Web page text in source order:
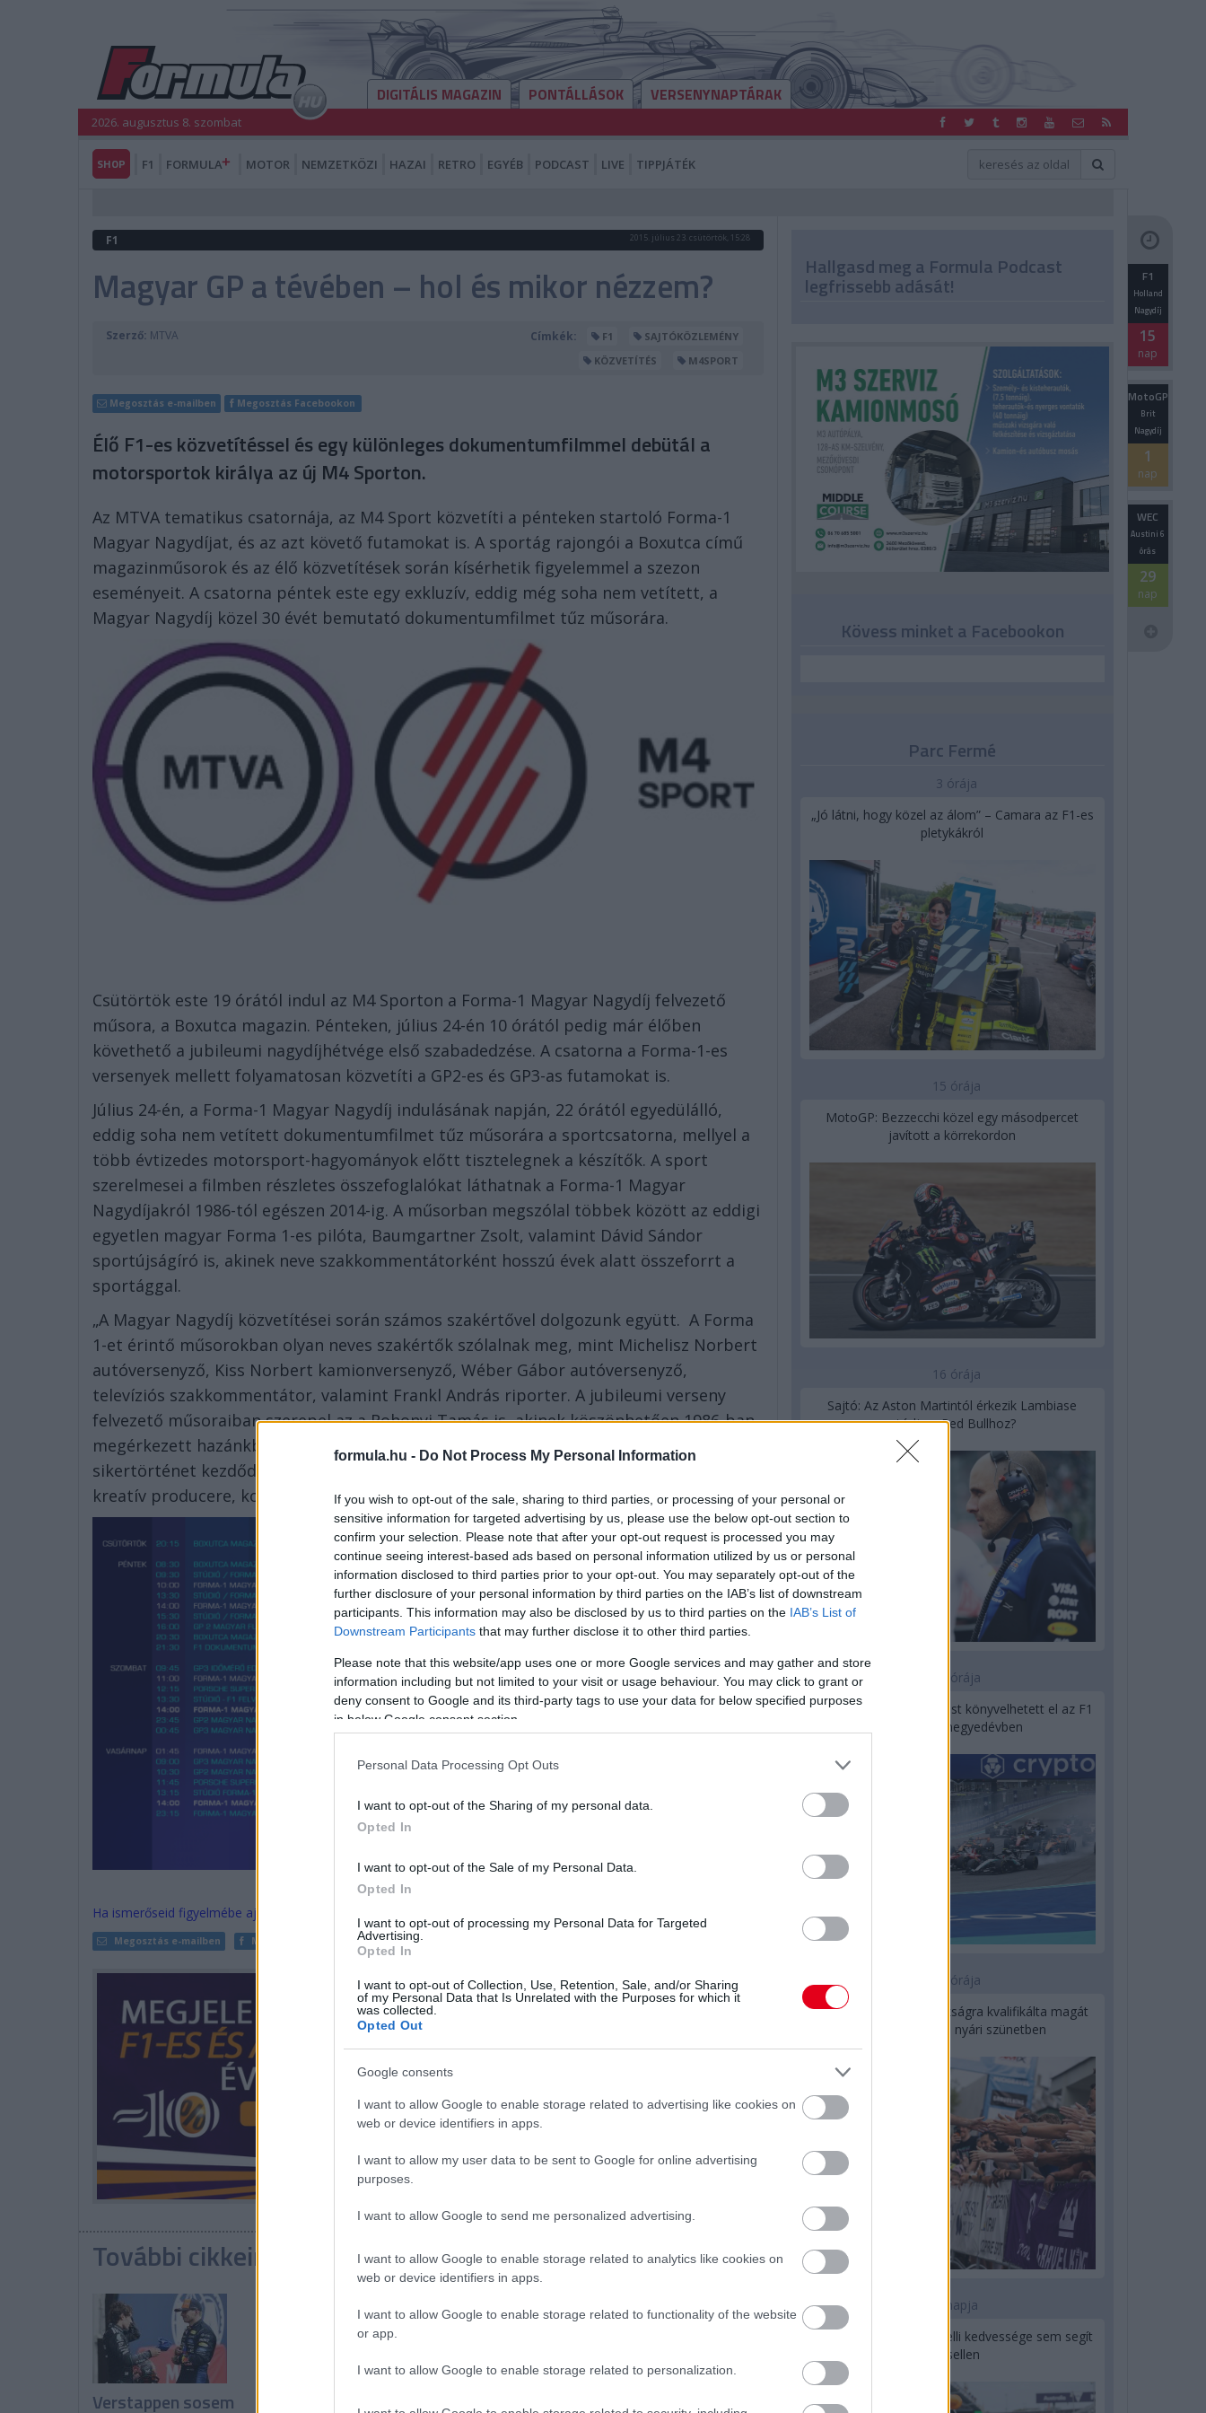
formula.hu - Do Not Process My Personal Information
If you wish to opt-out of the sale, sharing to third parties, or processing of your personal or
sensitive information for targeted advertising by us, please use the below opt-out section to
confirm your selection. Please note that after your opt-out request is processed you may
continue seeing interest-based ads based on personal information utilized by us or personal
information disclosed to third parties prior to your opt-out. You may separately opt-out of the
further disclosure of your personal information by third parties on the IAB’s list of downstream
participants. This information may also be disclosed by us to third parties on the IAB’s List of
Downstream Participants that may further disclose it to other third parties.
Please note that this website/app uses one or more Google services and may gather and store
information including but not limited to your visit or usage behaviour. You may click to grant or
deny consent to Google and its third-party tags to use your data for below specified purposes
in below Google consent section.
Personal Data Processing Opt Outs
I want to opt-out of the Sharing of my personal data.
Opted In
I want to opt-out of the Sale of my Personal Data.
Opted In
I want to opt-out of processing my Personal Data for Targeted
Advertising.
Opted In
I want to opt-out of Collection, Use, Retention, Sale, and/or Sharing
of my Personal Data that Is Unrelated with the Purposes for which it
was collected.
Opted Out
Google consents
I want to allow Google to enable storage related to advertising like cookies on
web or device identifiers in apps.
I want to allow my user data to be sent to Google for online advertising
purposes.
I want to allow Google to send me personalized advertising.
I want to allow Google to enable storage related to analytics like cookies on
web or device identifiers in apps.
I want to allow Google to enable storage related to functionality of the website
or app.
I want to allow Google to enable storage related to personalization.
DIGITÁLIS MAGAZIN PONTÁLLÁSOK VERSENYNAPTÁRAK
2026. augusztus 8. szombat
SHOP F1 FORMULA MOTOR NEMZETKÖZI HAZAI RETRO EGYÉB PODCAST LIVE TIPPJÁTÉK
F1 2015. július 23. csütörtök, 15:28
Magyar GP a tévében – hol és mikor nézzem?
Szerző: MTVA Címkék: F1
SAJTÓKÖZLEMÉNY
KÖZVETÍTÉS
M4SPORT
Megosztás e-mailben Megosztás Facebookon
Élő F1-es közvetítéssel és egy különleges dokumentumfilmmel debütál a
motorsportok királya az új M4 Sporton.
Az MTVA tematikus csatornája, az M4 Sport közvetíti a pénteken startoló Forma-1
Magyar Nagydíjat, és az azt követő futamokat is. A sportág rajongói a Boxutca című
magazinműsorok és az élő közvetítések során kísérhetik figyelemmel a szezon
eseményeit. A csatorna péntek este egy exkluzív, eddig még soha nem vetített, a
Magyar Nagydíj közel 30 évét bemutató dokumentumfilmet tűz műsorára.
Csütörtök este 19 órától indul az M4 Sporton a Forma-1 Magyar Nagydíj felvezető
műsora, a Boxutca magazin. Pénteken, július 24-én 10 órától pedig már élőben
követhető a jubileumi nagydíjhétvége első szabadedzése. A csatorna a Forma-1-es
versenyek mellett folyamatosan közvetíti a GP2-es és GP3-as futamokat is.
Július 24-én, a Forma-1 Magyar Nagydíj indulásának napján, 22 órától egyedülálló,
eddig soha nem vetített dokumentumfilmet tűz műsorára a sportcsatorna, mellyel a
több évtizedes motorsport-hagyományok előtt tisztelegnek a készítők. A sport
szerelmesei a filmben részletes összefoglalókat láthatnak a Forma-1 Magyar
Nagydíjakról 1986-tól egészen 2014-ig. A műsorban megszólal többek között az eddigi
egyetlen magyar Forma 1-es pilóta, Baumgartner Zsolt, valamint Dávid Sándor
sportújságíró is, akinek neve szakkommentátorként hosszú évek alatt összeforrt a
sportággal.
„A Magyar Nagydíj közvetítései során számos szakértővel dolgozunk együtt. A Forma
1-et érintő műsorokban olyan neves szakértők szólalnak meg, mint Michelisz Norbert
autóversenyző, Kiss Norbert kamionversenyző, Wéber Gábor autóversenyző,
televíziós szakkommentátor, valamint Frankl András riporter. A jubileumi verseny
felvezető műsoraiban szerepel az a Rohonyi Tamás is, akinek köszönhetően 1986-ban
megérkezett hazánkba a száguldó cirkusz. Ma már tudjuk, egy 30 éve íródó
sikertörténet kezdődött el azzal a versennyel” – mondta Szujó Zoltán, az M4 Sport
kreatív producere, kommentátora.
Ha ismerőseid figyelmébe ajánlanád a cikket, megteheted az alábbi gombokkal:
Megosztás e-mailben Megosztás Facebookon
További cikkeink a témában
Verstappen sosem Vowles: Még nem „Minden álomhoz Norris
Hallgasd meg a Formula Podcast
legfrissebb adását! F1
Holland
Nagydíj
15
nap
MotoGP
Brit
Nagydíj
1
nap
WEC
Austini 6
órás
29
nap
Kövess minket a Facebookon
Parc Fermé
3 órája
„Jó látni, hogy közel az álom” – Camara az F1-es
pletykákról
15 órája
MotoGP: Bezzecchi közel egy másodpercet
javított a körrekordon
16 órája
Sajtó: Az Aston Martintól érkezik Lambiase
utódja a Red Bullhoz?
21 órája
Óriási bevétel-visszaesést könyvelhetett el az F1
a második negyedévben
23 órája
Kerékpáros világbajnokságra kvalifikálta magát
Bottas az F1-es nyári szünetben
1 napja
Montoya szerint Antonelli kedvessége sem segít
Russellen